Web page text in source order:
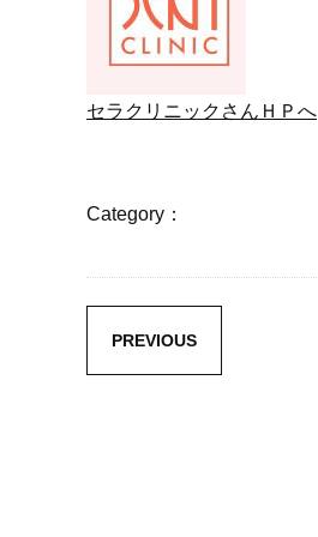
セラクリニックさんＨＰへ
Category：
PREVIOUS